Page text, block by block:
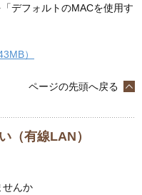
デフォルトのMACを使用す
）
ページの先頭へ戻る
（有線LAN）
せんか